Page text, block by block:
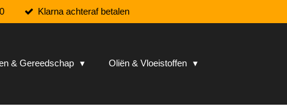
Klarna achteraf betalen
& Gereedschap Oliën & Vloeistoffen